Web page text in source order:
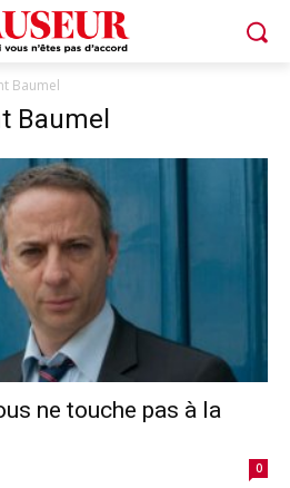
Baumel
Baumel
ne touche pas à la
0